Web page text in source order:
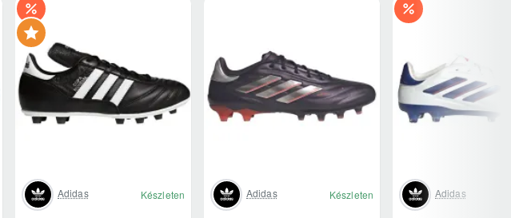
Adidas Készleten Adidas Készleten Adidas